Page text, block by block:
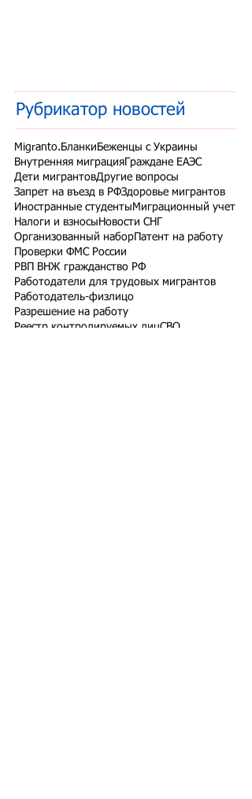
Рубрикатор новостей
Migranto.Бланки Беженцы с Украины
Внутренняя миграция Граждане ЕАЭС
Дети мигрантовДругие вопросы
Запрет на въезд в РФЗдоровье мигрантов
Иностранные студенты Миграционный учет
Налоги и взносы Новости СНГ
Организованный набор Патент на работу
Проверки ФМС России
РВП ВНЖ гражданство РФ
Работодатели для трудовых мигрантов
Работодатель-физлицо
Разрешение на работу
Реестр контролируемых лицСВО